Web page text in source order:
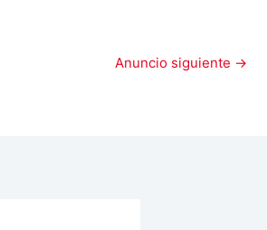
Anuncio siguiente →